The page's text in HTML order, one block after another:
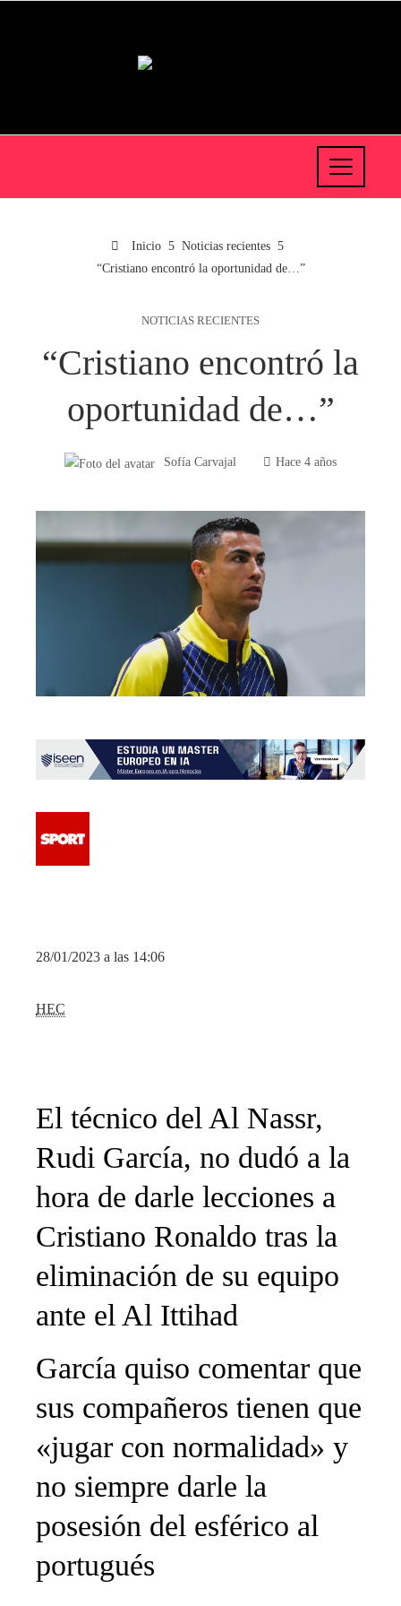
Inicio
Noticias recientes
“Cristiano encontró la oportunidad de…”
NOTICIAS RECIENTES
“Cristiano encontró la
oportunidad de…”
Sofía Carvajal Hace 4 años
28/01/2023 a las 14:06
HEC
El técnico del Al Nassr,
Rudi García, no dudó a la
hora de darle lecciones a
Cristiano Ronaldo tras la
eliminación de su equipo
ante el Al Ittihad
García quiso comentar que
sus compañeros tienen que
«jugar con normalidad» y
no siempre darle la
posesión del esférico al
portugués